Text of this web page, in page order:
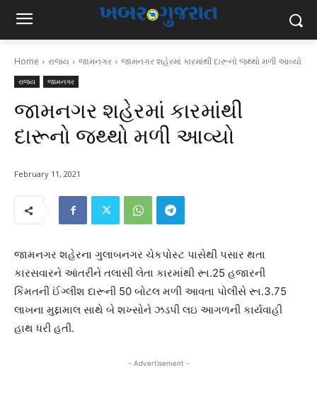
Home રાજ્ય જામનગર જામનગર શહેરમાં કારમાંથી દારૂનો જથ્થો મળી આવ્યો
રાજ્ય જામનગર
જામનગર શહેરમાં કારમાંથી
દારૂનો જથ્થો મળી આવ્યો
February 11, 2021
જામનગર શહેરના ગુલાબનગર ચેકપોસ્ટ પાસેથી પસાર થતા
કારસવારને આંતરીને તલાસી લેતા કારમાંથી રૂા.25 હજારની
કિંમતની ઈંગ્લીશ દારૂની 50 બોટલ મળી આવતા પોલીસે રૂા.3.75
લાખના મુદ્દામાલ સાથે બે શખ્સોને ઝડપી લઇ આગળની કાર્યવાહી
હાથ ધરી હતી.
- Advertisement -